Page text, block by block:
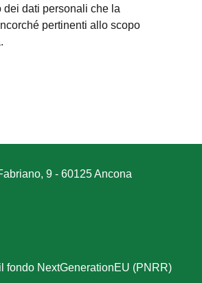
dei dati personali che la
pertinenti allo scopo
9 - 60125 Ancona
fondo NextGenerationEU (PNRR)